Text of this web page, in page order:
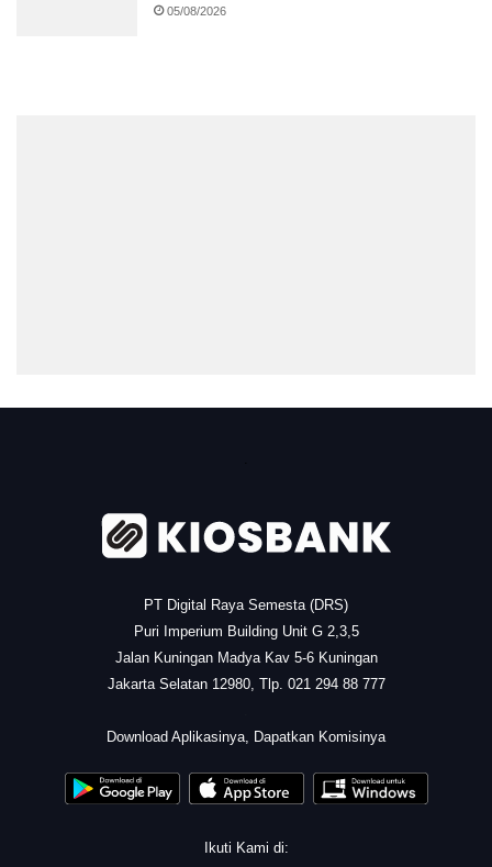
05/08/2026
PT Digital Raya Semesta (DRS)
Puri Imperium Building Unit G 2,3,5
Jalan Kuningan Madya Kav 5-6 Kuningan
Jakarta Selatan 12980, Tlp. 021 294 88 777
Download Aplikasinya, Dapatkan Komisinya
Ikuti Kami di: